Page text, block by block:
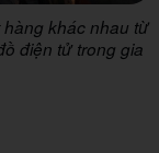
khác nhau từ
điện tử trong gia